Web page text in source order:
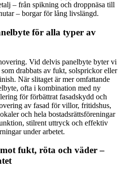
– från spikning och droppnäsa till
– borgar för lång livslängd.
för alla typer av
Vid delvis panelbyte byter vi
drabbats av fukt, solsprickor eller
När slitaget är mer omfattande
ofta i kombination med ny
för förbättrat fasadskydd och
av fasad för villor, fritidshus,
och hela bostadsrättsföreningar
stilrent uttryck och effektiv
under arbetet.
fukt, röta och väder –